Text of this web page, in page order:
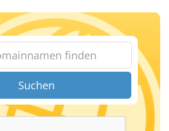
Suchen